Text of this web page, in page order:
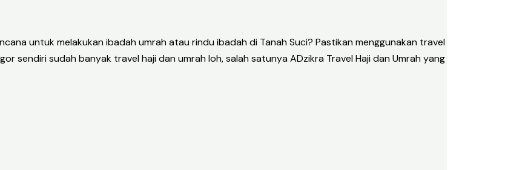
untuk melakukan ibadah umrah atau rindu ibadah di Tanah Suci? Pastikan menggunakan travel
sendiri sudah banyak travel haji dan umrah loh, salah satunya ADzikra Travel Haji dan Umrah yang